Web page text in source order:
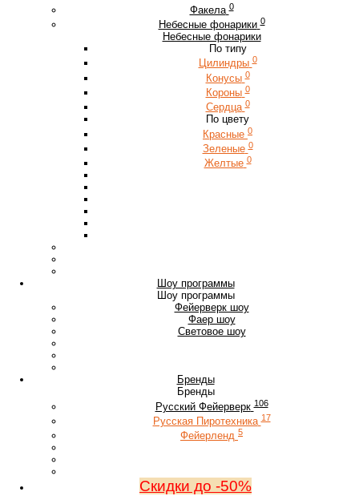
Факела 0
Небесные фонарики 0
Небесные фонарики
По типу
Цилиндры 0
Конусы 0
Короны 0
Сердца 0
По цвету
Красные 0
Зеленые 0
Желтые 0
Шоу программы
Шоу программы
Фейерверк шоу
Фаер шоу
Световое шоу
Бренды
Бренды
Русский Фейерверк 106
Русская Пиротехника 17
Фейерленд 5
Скидки до -50%